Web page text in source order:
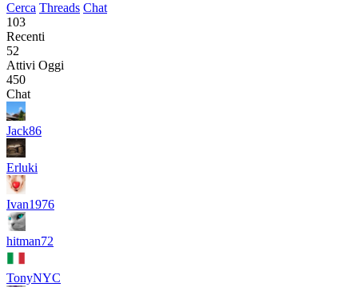
Cerca Threads Chat
103
Recenti
52
Attivi Oggi
450
Chat
Jack86
Erluki
Ivan1976
hitman72
TonyNYC